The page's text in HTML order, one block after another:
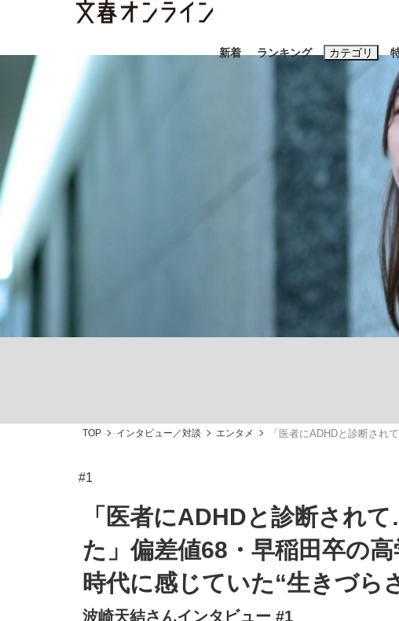
新着 ランキング カテゴリ
「90%は失敗する。でも…」本田圭佑が初めて明かし
the Style
おすすめのキーワー
#亀和田
TOP インタビュー／対談 エンタメ 「医者にADHDと診断され
#1
「医者にADHDと診断され
た」偏差値68・早稲田卒の
時代に感じていた“生きづら
波崎天結さんインタビュー #1